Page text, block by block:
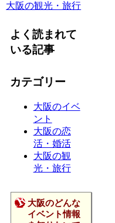
大阪の観光・旅行
よく読まれて
いる記事
カテゴリー
大阪のイベ
ント
大阪の恋
活・婚活
大阪の観
光・旅行
大阪のどんな
イベント情報